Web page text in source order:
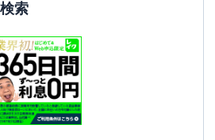
索